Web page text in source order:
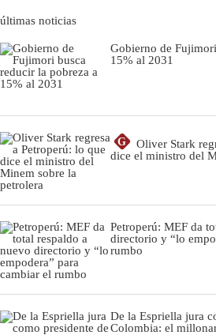
últimas noticias
Gobierno de
15% al 2031
G
Oliver Stark
dice el ministro del
Petroperú: MEF da
directorio y “lo
rumbo
De la Espriella jura
Colombia: el